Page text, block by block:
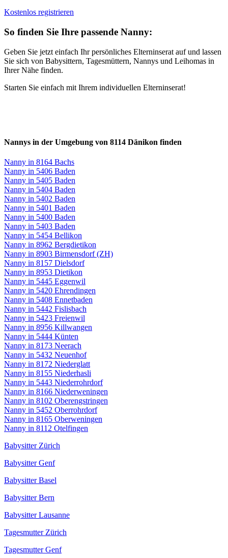
Kostenlos registrieren
So finden Sie Ihre passende Nanny:
Geben Sie jetzt einfach Ihr persönliches Elterninserat auf und lassen
Sie sich von Babysittern, Tagesmüttern, Nannys und Leihomas in
Ihrer Nähe finden.
Starten Sie einfach mit Ihrem individuellen Elterninserat!
Nannys in der Umgebung von 8114 Dänikon finden
Nanny in 8164 Bachs
Nanny in 5406 Baden
Nanny in 5405 Baden
Nanny in 5404 Baden
Nanny in 5402 Baden
Nanny in 5401 Baden
Nanny in 5400 Baden
Nanny in 5403 Baden
Nanny in 5454 Bellikon
Nanny in 8962 Bergdietikon
Nanny in 8903 Birmensdorf (ZH)
Nanny in 8157 Dielsdorf
Nanny in 8953 Dietikon
Nanny in 5445 Eggenwil
Nanny in 5420 Ehrendingen
Nanny in 5408 Ennetbaden
Nanny in 5442 Fislisbach
Nanny in 5423 Freienwil
Nanny in 8956 Killwangen
Nanny in 5444 Künten
Nanny in 8173 Neerach
Nanny in 5432 Neuenhof
Nanny in 8172 Niederglatt
Nanny in 8155 Niederhasli
Nanny in 5443 Niederrohrdorf
Nanny in 8166 Niederweningen
Nanny in 8102 Oberengstringen
Nanny in 5452 Oberrohrdorf
Nanny in 8165 Oberweningen
Nanny in 8112 Otelfingen
Babysitter Zürich
Babysitter Genf
Babysitter Basel
Babysitter Bern
Babysitter Lausanne
Tagesmutter Zürich
Tagesmutter Genf